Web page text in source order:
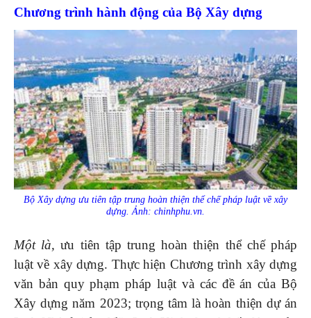
Chương trình hành động của Bộ Xây dựng
Bộ Xây dựng ưu tiên tập trung hoàn thiện thể chế pháp luật về xây
dựng. Ảnh: chinhphu.vn.
Một là, ưu tiên tập trung hoàn thiện thể chế pháp
luật về xây dựng. Thực hiện Chương trình xây dựng
văn bản quy phạm pháp luật và các đề án của Bộ
Xây dựng năm 2023; trọng tâm là hoàn thiện dự án